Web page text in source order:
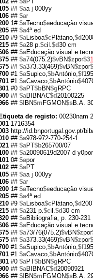
## $aa j 000yy
## $ar
1# $aTecno$eeducação
## $a4ª ed
#9 $aLisboa$cPlátano,$d
## $a28 p.$cil.$d30 cm
## $aEducação visual e
## $a74(075.2)$vBN$zpor$3
## $a373.33(469)$vBN$zpor
#1 $aSupico,$bAntónio,$f
#1 $aCavaco,$bAntónio$4
#0 $aPT$bBN$g RPC
## $aBIBNAC$d20100225
## $l BN$m FGMON$sB.A.
Etiqueta de registo: 00230nam
1716354
http://id.bnportugal.gov.pt/
## $a978-972-770-254-1
## $aPT$b265700/07
## $a20090619d2007 d
0# $apor
## $aPT
## $aa j 000yy
## $ar
1# $aTecno$eeducação
## $a4ª ed
#9 $aLisboa$cPlátano,$d
## $a231 p.$cil.$d30 cm
## $aBibliografia, p. 230-231
## $aEducação visual e
## $a73/76(075.2)$vBN$zpor
## $a373.33(469)$vBN$zpor
#1 $aSupico,$bAntónio,$f
#1 $aCavaco,$bAntónio$4
#0 $aPT$bBN$g RPC
## $aBIBNAC$d20090921
## $l BN$m FGMON$sB.A.